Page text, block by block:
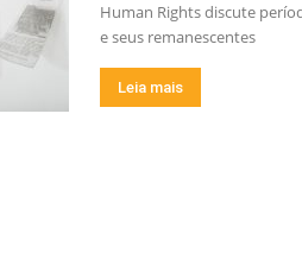
Human Rights discute
e seus remanescentes
Leia mais